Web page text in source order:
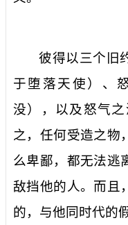
彼得以三个旧
于堕落天使）、
没），以及怒气
之，任何受造之物
么卑鄙，都无法
敌挡他的人。而且
的，与他同时代的